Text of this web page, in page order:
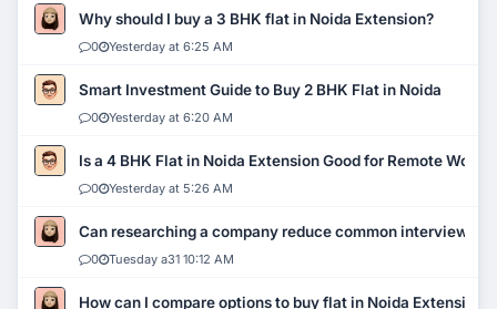
Why should I buy a 3 BHK flat in Noida Extension?
0 Yesterday at 6:25 AM
Smart Investment Guide to Buy 2 BHK Flat in Noida
0 Yesterday at 6:20 AM
Is a 4 BHK Flat in Noida Extension Good for Remote Work?
0 Yesterday at 5:26 AM
Can researching a company reduce common interview
0 Tuesday a31 10:12 AM
How can I compare options to buy flat in Noida Extension?